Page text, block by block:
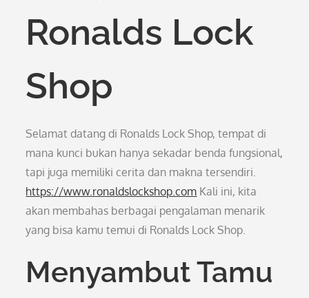
Ronalds Lock
Shop
Selamat datang di Ronalds Lock Shop, tempat di
mana kunci bukan hanya sekadar benda fungsional,
tapi juga memiliki cerita dan makna tersendiri.
https://www.ronaldslockshop.com Kali ini, kita
akan membahas berbagai pengalaman menarik
yang bisa kamu temui di Ronalds Lock Shop.
Menyambut Tamu